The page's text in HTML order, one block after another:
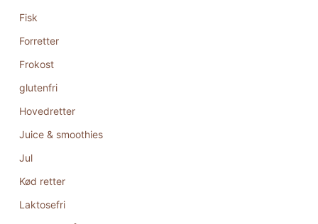
Fisk
Forretter
Frokost
glutenfri
Hovedretter
Juice & smoothies
Jul
Kød retter
Laktosefri